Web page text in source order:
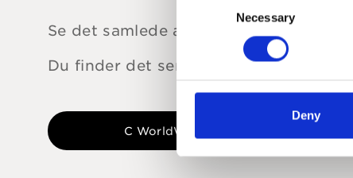
Necessary
Deny
Se det samlede afkast over
Du finder det seneste faktaark under
C WorldWide Indien KL A